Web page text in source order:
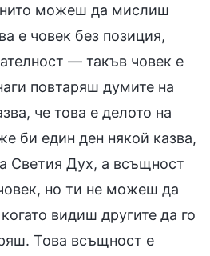
можеш да мислиш
е човек без позиция,
— такъв човек е
повтаряш думите на
че това е делото на
би един ден някой казва,
Светия Дух, а всъщност
но ти не можеш да
видиш другите да го
Това всъщност е